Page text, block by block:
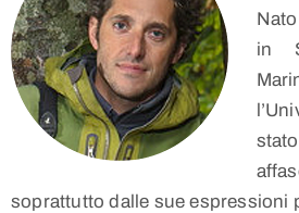
in
soprattutto dalle sue espressioni